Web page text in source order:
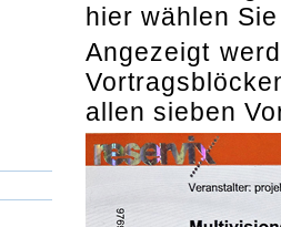
hier wählen
Angezeigt
allen sieben